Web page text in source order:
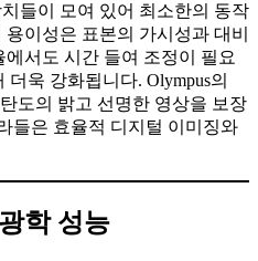
들이 모여 있어 최소한의 동작
이성은 표본의 가시성과 대비
서도 시간 들여 조정이 필요
욱 강화됩니다. Olympus의
도의 밝고 선명한 영상을 보장
들은 효율적 디지털 이미징와
학 성능